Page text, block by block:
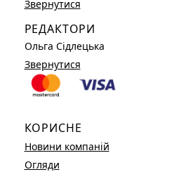
Звернутися
РЕДАКТОРИ
Ольга Сідлецька
Звернутися
КОРИСНЕ
Новини компаній
Огляди